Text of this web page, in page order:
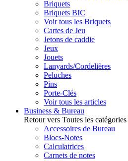
Briquets
Briquets BIC
Voir tous les Briquets
Cartes de Jeu
Jetons de caddie
Jeux
Jouets
Lanyards/Cordelières
Peluches
Pins
Porte-Clés
Voir tous les articles
Business & Bureau
Retour vers Toutes les catégories
Accessoires de Bureau
Blocs-Notes
Calculatrices
Carnets de notes